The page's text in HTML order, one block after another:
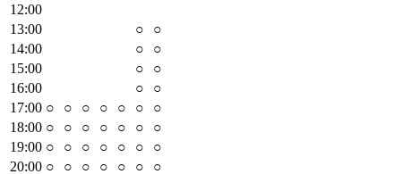
12:00
13:00 ○
○
14:00 ○
○
15:00 ○
○
16:00 ○
○
17:00 ○ ○ ○ ○ ○ ○
○
18:00 ○ ○ ○ ○ ○ ○
○
19:00 ○ ○ ○ ○ ○ ○
○
20:00 ○ ○ ○ ○ ○ ○
○